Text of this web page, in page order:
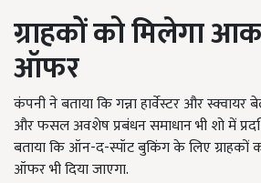
ग्राहकों को मिलेगा
ऑफर
कंपनी ने बताया कि गन्ना हार्वेस्टर और स्क्वायर
और फसल अवशेष प्रबंधन समाधान भी शो में
बताया कि ऑन-द-स्पॉट बुकिंग के लिए
ऑफर भी दिया जाएगा.